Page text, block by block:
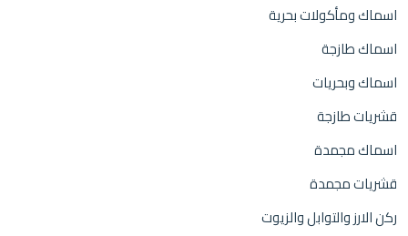
اسماك ومأكولات بحرية
اسماك طازجة
اسماك وبحريات
قشريات طازجة
اسماك مجمدة
قشريات مجمدة
ركن الارز والتوابل والزيوت